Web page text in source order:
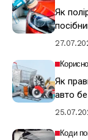
Як
Як
авто
Коди